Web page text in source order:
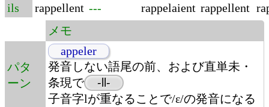
ils
rappellent --- rappelaient rappellent
メモ
パタ
ーン
appeler
発音しない語尾の前、および直単未・
条現で
-ll-
子音字lが重なることで/ɛ/の発音になる